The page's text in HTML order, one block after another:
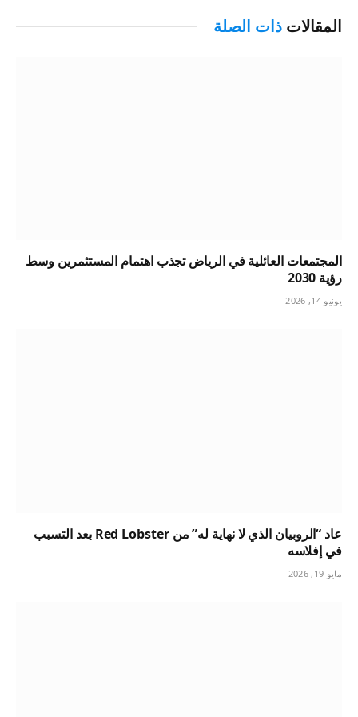
المقالات ذات الصلة
المجتمعات العائلية في الرياض تجذب اهتمام المستثمرين وسط
رؤية 2030
يونيو 14, 2026
عاد “الروبيان الذي لا نهاية له” من Red Lobster بعد التسبب
في إفلاسه
مايو 19, 2026